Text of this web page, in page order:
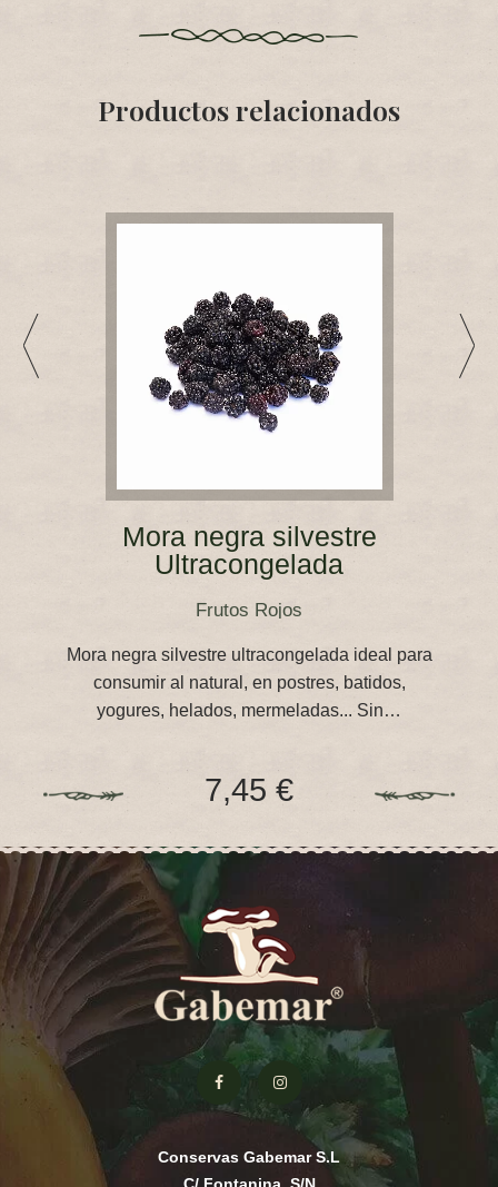
Productos relacionados
Mora negra silvestre
Ultracongelada
Frutos Rojos
Mora negra silvestre ultracongelada ideal para
consumir al natural, en postres, batidos,
yogures, helados, mermeladas... Sin…
7,45 €
Conservas Gabemar S.L